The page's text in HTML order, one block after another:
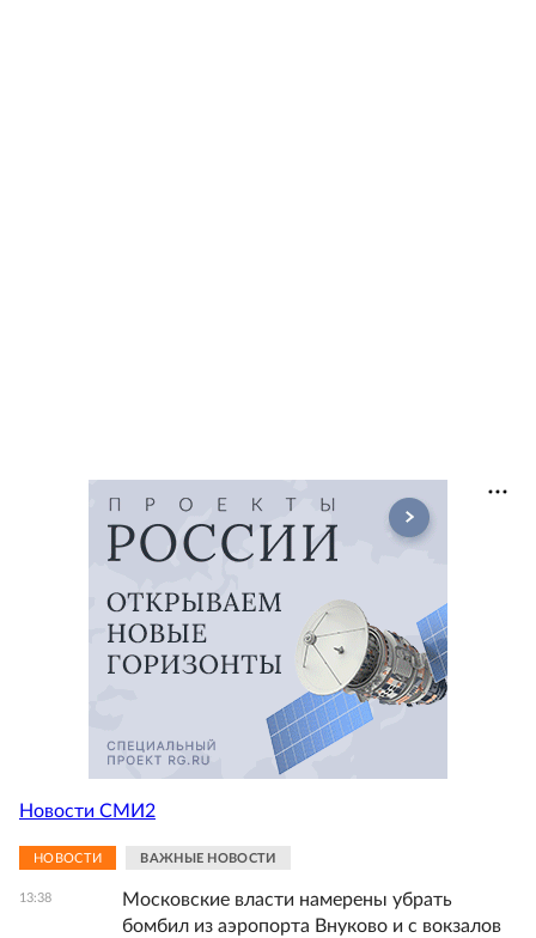
Новости СМИ2
НОВОСТИ ВАЖНЫЕ НОВОСТИ
13:38
Московские власти намерены убрать
бомбил из аэропорта Внуково и с вокзалов